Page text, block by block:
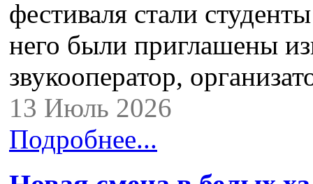
фестиваля стали
него были приглашены
звукооператор,
13 Июль 2026
Подробнее...